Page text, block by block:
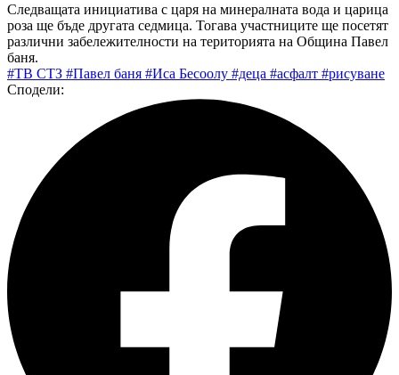
Следващата инициатива с царя на минералната вода и царица
роза ще бъде другата седмица. Тогава участниците ще посетят
различни забележителности на територията на Община Павел
баня.
#ТВ СТЗ #Павел баня #Иса Бесоолу #деца #асфалт #рисуване
Сподели: